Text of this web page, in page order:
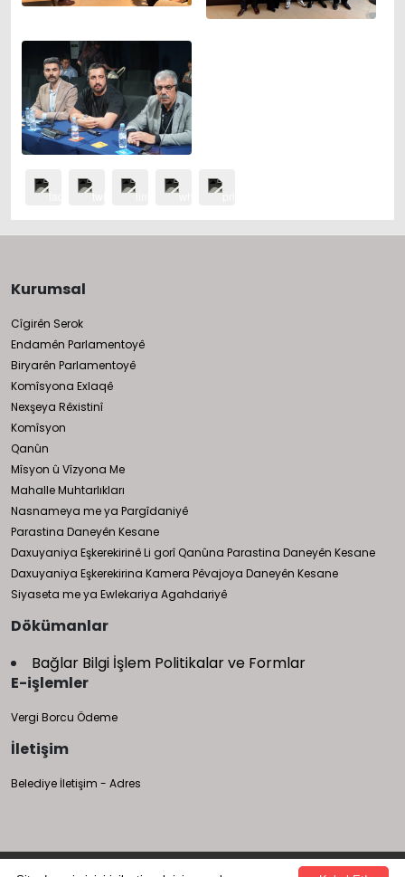
Kurumsal
Cîgirên Serok
Endamên Parlamentoyê
Biryarên Parlamentoyê
Komîsyona Exlaqê
Nexşeya Rêxistinî
Komîsyon
Qanûn
Mîsyon û Vîzyona Me
Mahalle Muhtarlıkları
Nasnameya me ya Pargîdaniyê
Parastina Daneyên Kesane
Daxuyaniya Eşkerekirinê Li gorî Qanûna Parastina Daneyên Kesane
Daxuyaniya Eşkerekirina Kamera Pêvajoya Daneyên Kesane
Siyaseta me ya Ewlekariya Agahdariyê
Dökümanlar
Bağlar Bilgi İşlem Politikalar ve Formlar
E-işlemler
Vergi Borcu Ödeme
İletişim
Belediye İletişim - Adres